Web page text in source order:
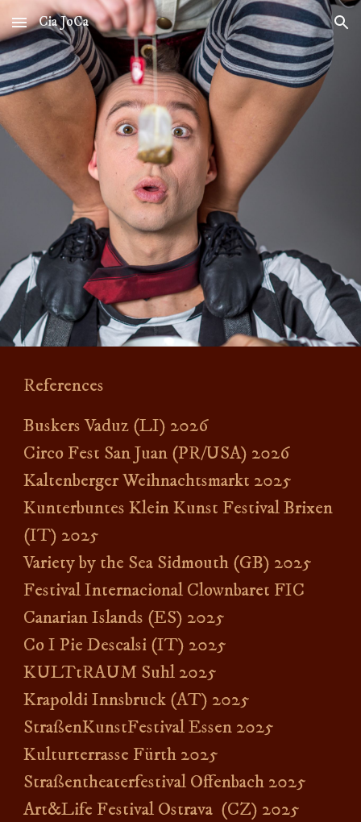
Skip to main content Skip to navigation
Cia JoCa
References
Buskers Vaduz (LI) 2026
Circo Fest San Juan (PR/USA) 2026
Kaltenberger Weihnachtsmarkt 2025
Kunterbuntes Klein Kunst Festival Brixen
(IT) 2025
Variety by the Sea Sidmouth (GB) 2025
Festival Internacional Clownbaret FIC
Canarian Islands (ES) 2025
Co I Pie Descalsi (IT) 2025
KULTtRAUM Suhl 2025
Krapoldi Innsbruck (AT) 2025
StraßenKunstFestival Essen 2025
Kulturterrasse Fürth 2025
Straßentheaterfestival Offenbach 2025
Art&Life Festival Ostrava (CZ) 2025